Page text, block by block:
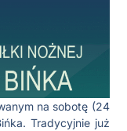
na sobotę (24
Tradycyjnie już